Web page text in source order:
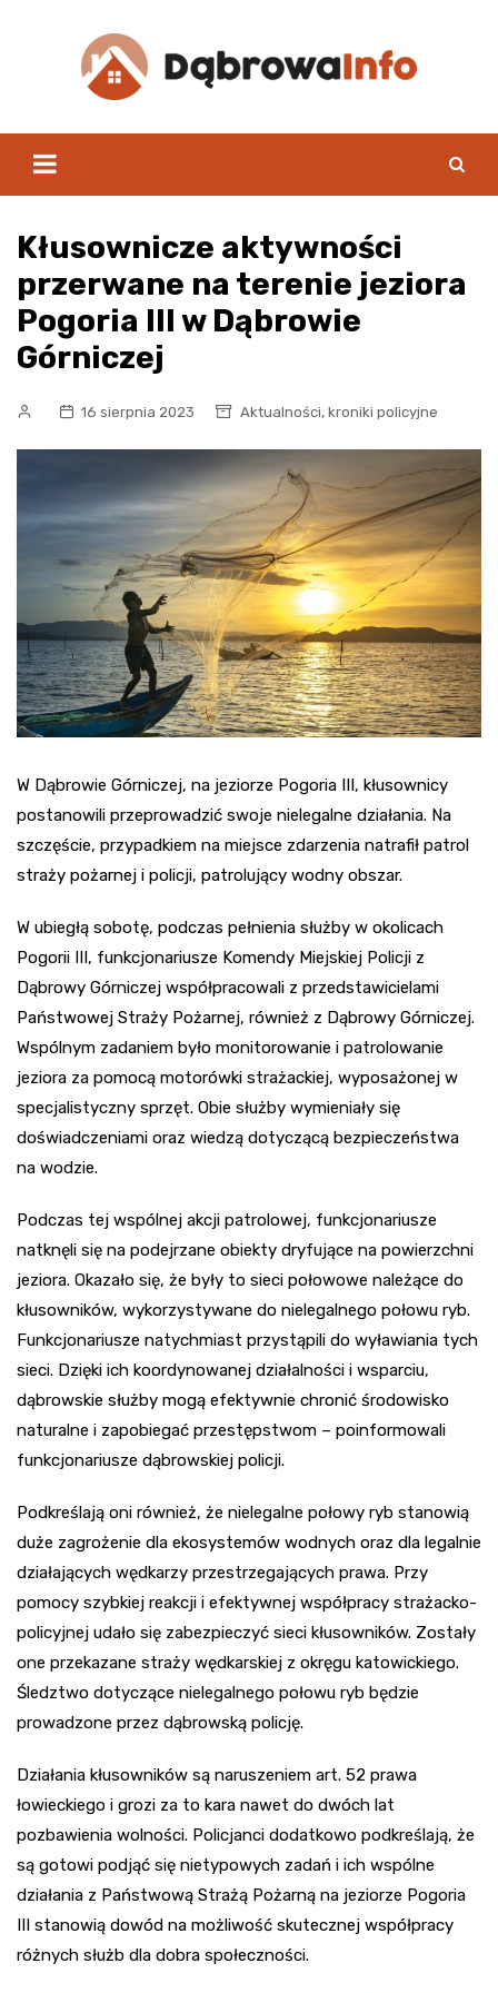
Kłusownicze aktywności
przerwane na terenie jeziora
Pogoria III w Dąbrowie
Górniczej
16 sierpnia 2023 Aktualności, kroniki policyjne
W Dąbrowie Górniczej, na jeziorze Pogoria III, kłusownicy
postanowili przeprowadzić swoje nielegalne działania. Na
szczęście, przypadkiem na miejsce zdarzenia natrafił patrol
straży pożarnej i policji, patrolujący wodny obszar.
W ubiegłą sobotę, podczas pełnienia służby w okolicach
Pogorii III, funkcjonariusze Komendy Miejskiej Policji z
Dąbrowy Górniczej współpracowali z przedstawicielami
Państwowej Straży Pożarnej, również z Dąbrowy Górniczej.
Wspólnym zadaniem było monitorowanie i patrolowanie
jeziora za pomocą motorówki strażackiej, wyposażonej w
specjalistyczny sprzęt. Obie służby wymieniały się
doświadczeniami oraz wiedzą dotyczącą bezpieczeństwa
na wodzie.
Podczas tej wspólnej akcji patrolowej, funkcjonariusze
natknęli się na podejrzane obiekty dryfujące na powierzchni
jeziora. Okazało się, że były to sieci połowowe należące do
kłusowników, wykorzystywane do nielegalnego połowu ryb.
Funkcjonariusze natychmiast przystąpili do wyławiania tych
sieci. Dzięki ich koordynowanej działalności i wsparciu,
dąbrowskie służby mogą efektywnie chronić środowisko
naturalne i zapobiegać przestępstwom – poinformowali
funkcjonariusze dąbrowskiej policji.
Podkreślają oni również, że nielegalne połowy ryb stanowią
duże zagrożenie dla ekosystemów wodnych oraz dla legalnie
działających wędkarzy przestrzegających prawa. Przy
pomocy szybkiej reakcji i efektywnej współpracy strażacko-
policyjnej udało się zabezpieczyć sieci kłusowników. Zostały
one przekazane straży wędkarskiej z okręgu katowickiego.
Śledztwo dotyczące nielegalnego połowu ryb będzie
prowadzone przez dąbrowską policję.
Działania kłusowników są naruszeniem art. 52 prawa
łowieckiego i grozi za to kara nawet do dwóch lat
pozbawienia wolności. Policjanci dodatkowo podkreślają, że
są gotowi podjąć się nietypowych zadań i ich wspólne
działania z Państwową Strażą Pożarną na jeziorze Pogoria
III stanowią dowód na możliwość skutecznej współpracy
różnych służb dla dobra społeczności.